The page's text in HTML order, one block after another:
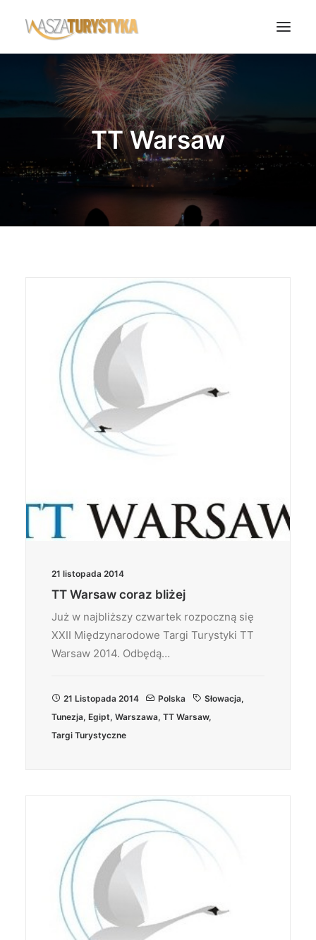
Księga wspomnień
Biura podróży
Noclegi
Polska
Świat
Wyszukiwanie
TT Warsaw
21 listopada 2014
TT Warsaw coraz bliżej
Już w najbliższy czwartek rozpoczną się
XXII Międzynarodowe Targi Turystyki TT
Warsaw 2014. Odbędą…
21 Listopada 2014 Polska Słowacja,
Tunezja, Egipt, Warszawa, TT Warsaw,
Targi Turystyczne